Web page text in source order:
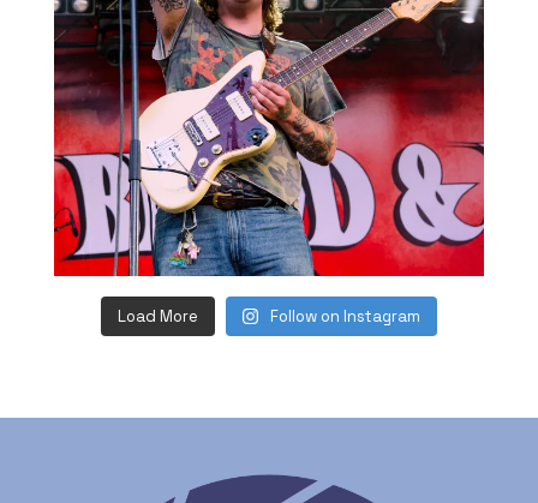
Load More Follow on Instagram